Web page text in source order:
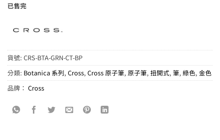
已售完
貨號: CRS-BTA-GRN-CT-BP
分類: Botanica 系列, Cross, Cross 原子筆, 原子筆, 扭開式, 筆, 綠色, 金色
品牌： Cross